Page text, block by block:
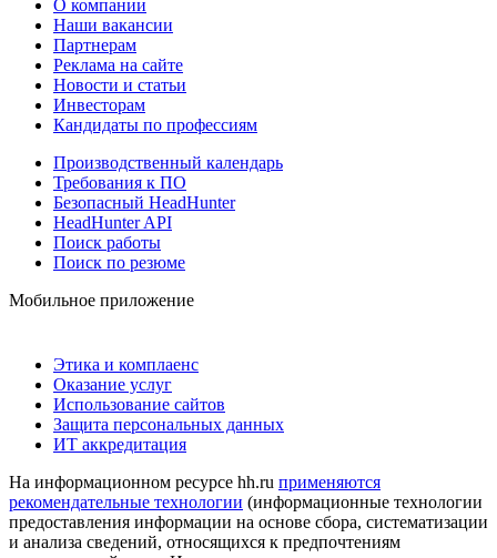
О компании
Наши вакансии
Партнерам
Реклама на сайте
Новости и статьи
Инвесторам
Кандидаты по профессиям
Производственный календарь
Требования к ПО
Безопасный HeadHunter
HeadHunter API
Поиск работы
Поиск по резюме
Мобильное приложение
Этика и комплаенс
Оказание услуг
Использование сайтов
Защита персональных данных
ИТ аккредитация
На информационном ресурсе hh.ru применяются
рекомендательные технологии (информационные технологии
предоставления информации на основе сбора, систематизации
и анализа сведений, относящихся к предпочтениям